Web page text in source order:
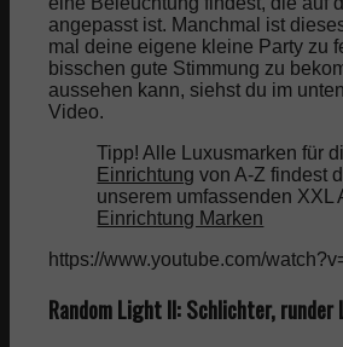
angepasst ist. Manchmal ist
mal deine eigene kleine Party zu
bisschen gute Stimmung zu
aussehen kann, siehst du im
Video.
Tipp! Alle Luxusmarken für
Einrichtung von A-Z findest
unserem umfassenden XXL
Einrichtung Marken
https://www.youtube.com/
Random Light II: Schlichter, runder